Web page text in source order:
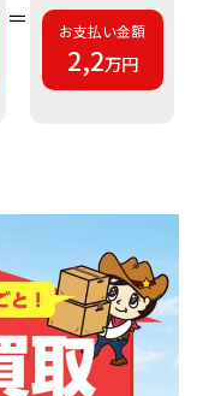
＝ お支払い金額
2,2万円